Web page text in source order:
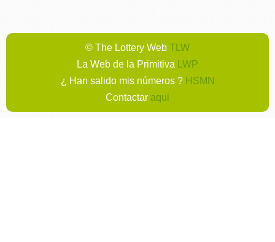
© The Lottery Web TLW
La Web de la Primitiva LWP
¿ Han salido mis números ? HSMN
Contactar aqui